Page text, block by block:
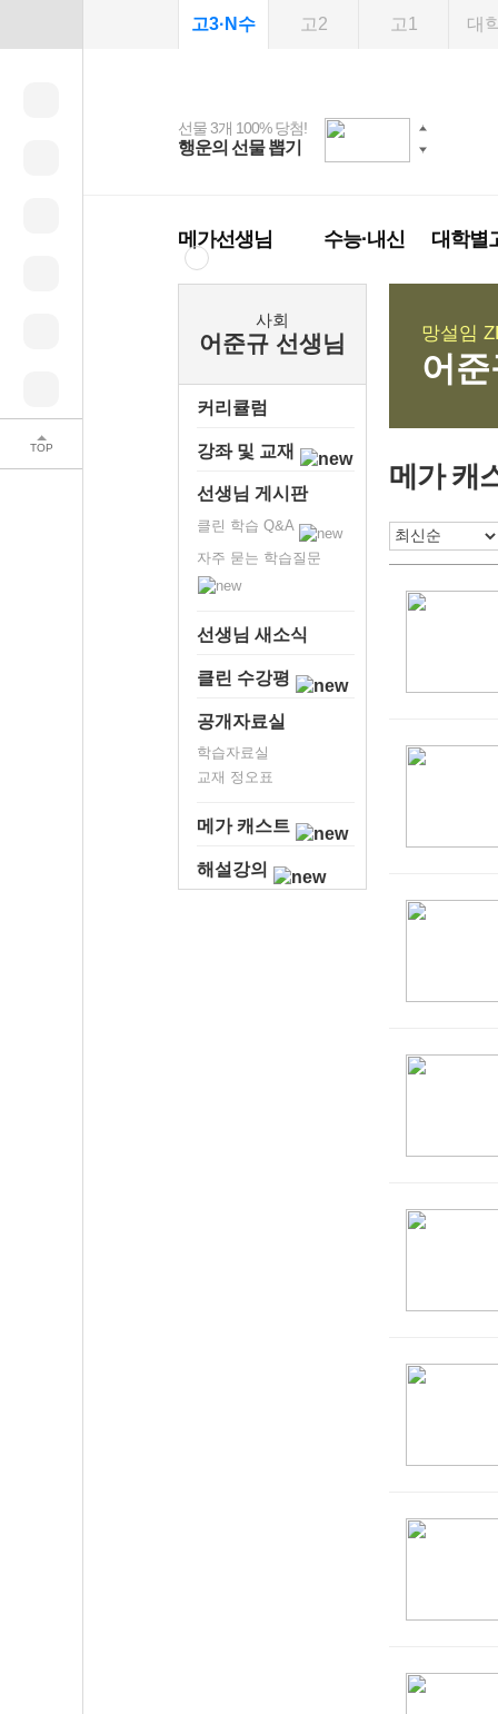
TOP
고3·N수 고2 고1 대
선물 3개 100% 당첨!
행운의 선물 뽑기
선물 100% 증정!
메가스터디 X 올리
여름방학 스터디 캐시
백
2027 러셀 단과
강사 공개선발
스마트러닝앱
설문 EVENT
메가패스
3일 무료 체험권
메가패스 수강생 무료
혜택!
사회공헌 캠페인
희망이룸 메가나눔
메가선생님 수능·내신 대학별
사회
어준규 선생님
커리큘럼
강좌 및 교재
선생님 게시판
클린 학습 Q&A
자주 묻는 학습질문
선생님 새소식
클린 수강평
공개자료실
학습자료실
교재 정오표
메가 캐스트
해설강의
망설임
어
메가 캐